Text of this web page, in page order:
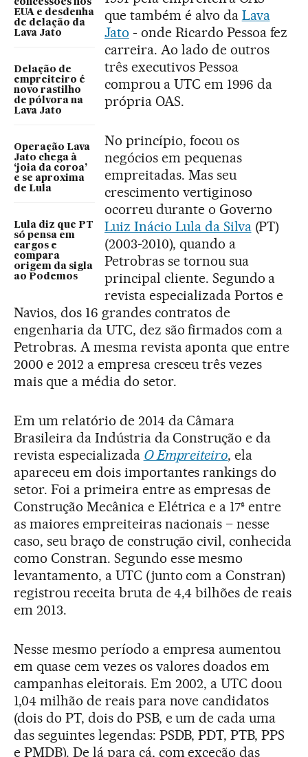
concessões nos
EUA e desdenha
de delação da
Lava Jato
Delação de
empreiteiro é
novo rastilho
de pólvora na
Lava Jato
Operação Lava
Jato chega à
‘joia da coroa’
e se aproxima
de Lula
Lula diz que PT
só pensa em
cargos e
compara
origem da sigla
ao Podemos
que também é alvo da Lava
Jato - onde Ricardo Pessoa fez
carreira. Ao lado de outros
três executivos Pessoa
comprou a UTC em 1996 da
própria OAS.
No princípio, focou os
negócios em pequenas
empreitadas. Mas seu
crescimento vertiginoso
ocorreu durante o Governo
Luiz Inácio Lula da Silva(PT)
(2003-2010), quando a
Petrobras se tornou sua
principal cliente. Segundo a
revista especializada Portos e
Navios, dos 16 grandes contratos de
engenharia da UTC, dez são firmados com a
Petrobras. A mesma revista aponta que entre
2000 e 2012 a empresa cresceu três vezes
mais que a média do setor.
Em um relatório de 2014 da Câmara
Brasileira da Indústria da Construção e da
revista especializada O Empreiteiro, ela
apareceu em dois importantes rankings do
setor. Foi a primeira entre as empresas de
Construção Mecânica e Elétrica e a 17ª entre
as maiores empreiteiras nacionais – nesse
caso, seu braço de construção civil, conhecida
como Constran. Segundo esse mesmo
levantamento, a UTC (junto com a Constran)
registrou receita bruta de 4,4 bilhões de reais
em 2013.
Nesse mesmo período a empresa aumentou
em quase cem vezes os valores doados em
campanhas eleitorais. Em 2002, a UTC doou
1,04 milhão de reais para nove candidatos
(dois do PT, dois do PSB, e um de cada uma
das seguintes legendas: PSDB, PDT, PTB, PPS
e PMDB). De lá para cá, com exceção das